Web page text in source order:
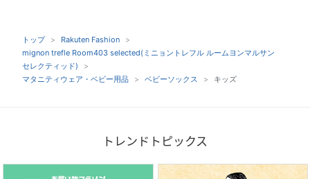
トップ
Rakuten Fashion
mignon trefle Room403 selected(ミニョントレフル ルームヨンマルサン
セレクティッド)
マタニティウェア・ベビー用品
ベビーソックス キッズ
トレンドトピックス